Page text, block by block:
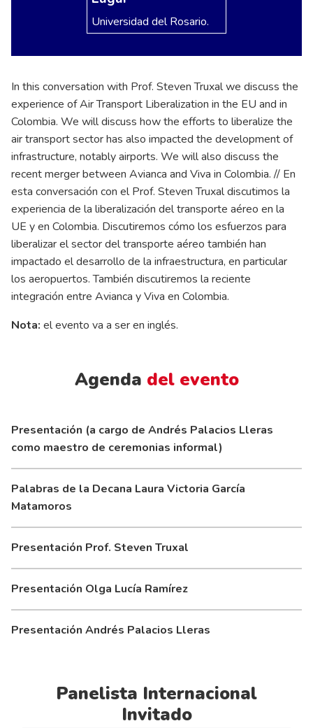
Universidad del Rosario.
In this conversation with Prof. Steven Truxal we discuss the
experience of Air Transport Liberalization in the EU and in
Colombia. We will discuss how the efforts to liberalize the
air transport sector has also impacted the development of
infrastructure, notably airports. We will also discuss the
recent merger between Avianca and Viva in Colombia. // En
esta conversación con el Prof. Steven Truxal discutimos la
experiencia de la liberalización del transporte aéreo en la
UE y en Colombia. Discutiremos cómo los esfuerzos para
liberalizar el sector del transporte aéreo también han
impactado el desarrollo de la infraestructura, en particular
los aeropuertos. También discutiremos la reciente
integración entre Avianca y Viva en Colombia.
Nota: el evento va a ser en inglés.
Agenda del evento
Presentación (a cargo de Andrés Palacios Lleras
como maestro de ceremonias informal)
Palabras de la Decana Laura Victoria García
Matamoros
Presentación Prof. Steven Truxal
Presentación Olga Lucía Ramírez
Presentación Andrés Palacios Lleras
Panelista Internacional
Invitado